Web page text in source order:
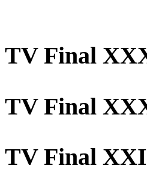
TV Final
TV Final
TV Final